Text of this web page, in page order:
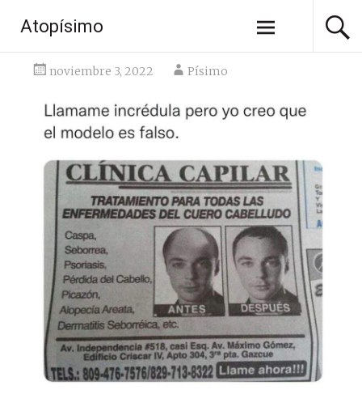
contenido
Atopísimo
noviembre 3, 2022 Písimo